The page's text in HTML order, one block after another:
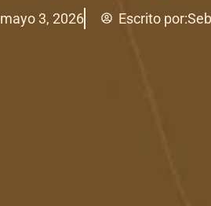
mayo 3, 2026 Escrito por: